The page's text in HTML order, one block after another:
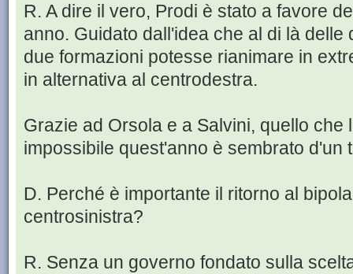
R. A dire il vero, Prodi è stato a favore
anno. Guidato dall'idea che al di là delle
due formazioni potesse rianimare in
in alternativa al centrodestra.
Grazie ad Orsola e a Salvini, quello che
impossibile quest'anno è sembrato d'un
D. Perché è importante il ritorno al
centrosinistra?
R. Senza un governo fondato sulla